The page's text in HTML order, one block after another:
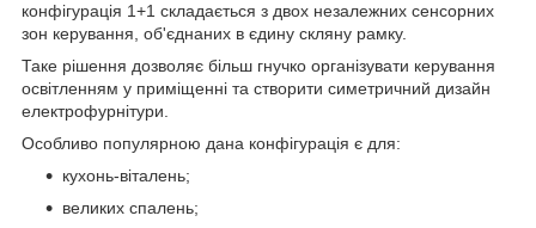
конфігурація 1+1 складається з двох незалежних сенсорних
зон керування, об'єднаних в єдину скляну рамку.
Таке рішення дозволяє більш гнучко організувати керування
освітленням у приміщенні та створити симетричний дизайн
електрофурнітури.
Особливо популярною дана конфігурація є для:
кухонь-віталень;
великих спалень;